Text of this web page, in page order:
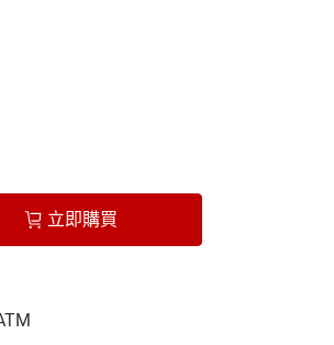
立即購買